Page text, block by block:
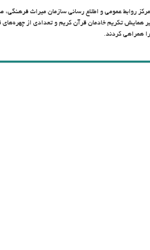
روابط عمومی و اطلاع رسانی سازمان میراث
همایش تکریم خادمان قرآن کریم و تعدادی از چهره‌های
همراهی کردند.